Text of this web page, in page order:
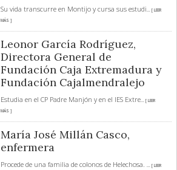
Su vida transcurre en Montijo y cursa sus estudi... [ LEER
MÁS ]
Leonor García Rodríguez,
Directora General de
Fundación Caja Extremadura y
Fundación Cajalmendralejo
Estudia en el CP Padre Manjón y en el IES Extre... [ LEER
MÁS ]
María José Millán Casco,
enfermera
Procede de una familia de colonos de Helechosa. ... [ LEER